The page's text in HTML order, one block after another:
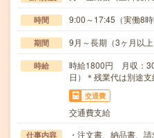
時間 9:00～17:45（実働8
期間 9月～長期（3ヶ月以
時給
時給1800円 月収：
日）＊残業代は別途支
交通費
交通費支給
仕事内容
・注文書、納品書、